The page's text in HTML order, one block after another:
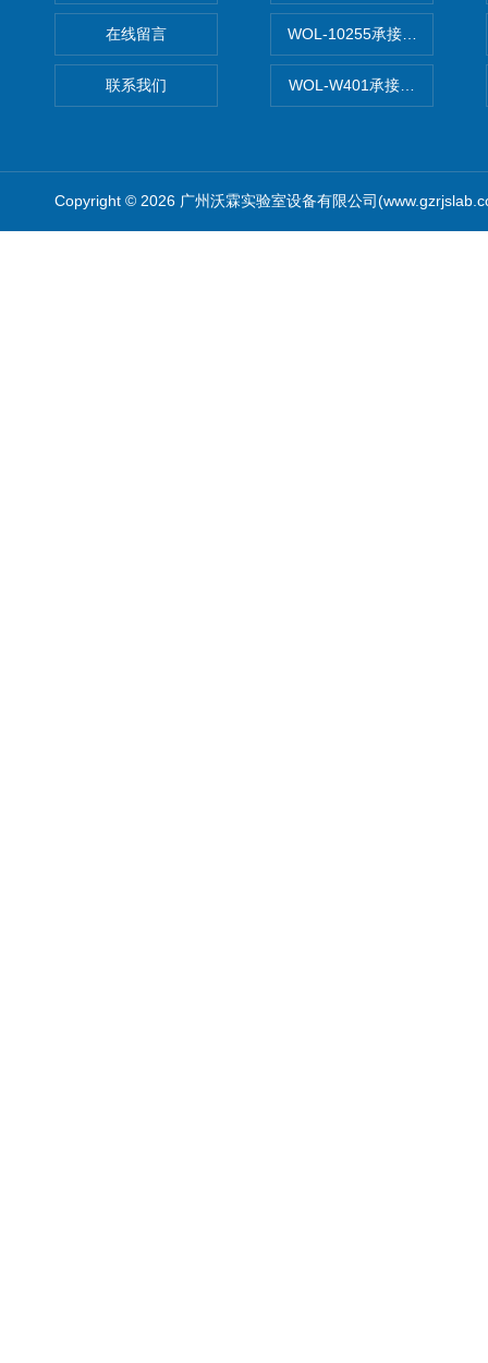
在线留言
联系我们
WOL-10255承接清远电子
WOL-W401承接食品QS认
Copyright © 2026 广州沃霖实验室设备有限公司